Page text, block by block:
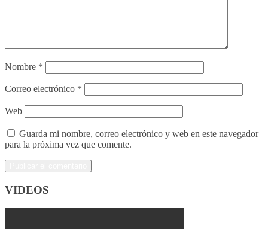
Nombre *
Correo electrónico *
Web
Guarda mi nombre, correo electrónico y web en este navegador
para la próxima vez que comente.
VIDEOS